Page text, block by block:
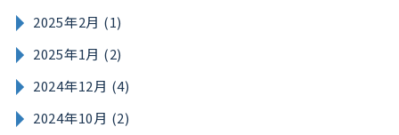
2025年2月 (1)
2025年1月 (2)
2024年12月 (4)
2024年10月 (2)